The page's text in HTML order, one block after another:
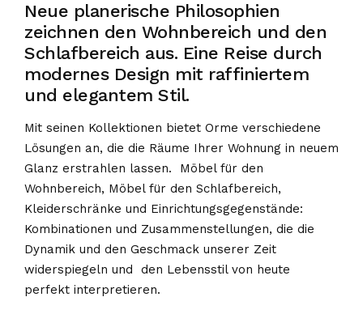
Neue planerische Philosophien
zeichnen den Wohnbereich und den
Schlafbereich aus. Eine Reise durch
modernes Design mit raffiniertem
und elegantem Stil.
Mit seinen Kollektionen bietet Orme verschiedene
Lösungen an, die die Räume Ihrer Wohnung in neuem
Glanz erstrahlen lassen. Möbel für den
Wohnbereich, Möbel für den Schlafbereich,
Kleiderschränke und Einrichtungsgegenstände:
Kombinationen und Zusammenstellungen, die die
Dynamik und den Geschmack unserer Zeit
widerspiegeln und den Lebensstil von heute
perfekt interpretieren.